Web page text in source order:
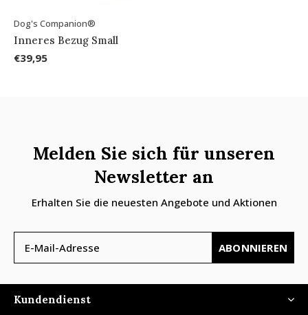
Dog's Companion®
Inneres Bezug Small
€39,95
Melden Sie sich für unseren
Newsletter an
Erhalten Sie die neuesten Angebote und Aktionen
ABONNIEREN
Kundendienst